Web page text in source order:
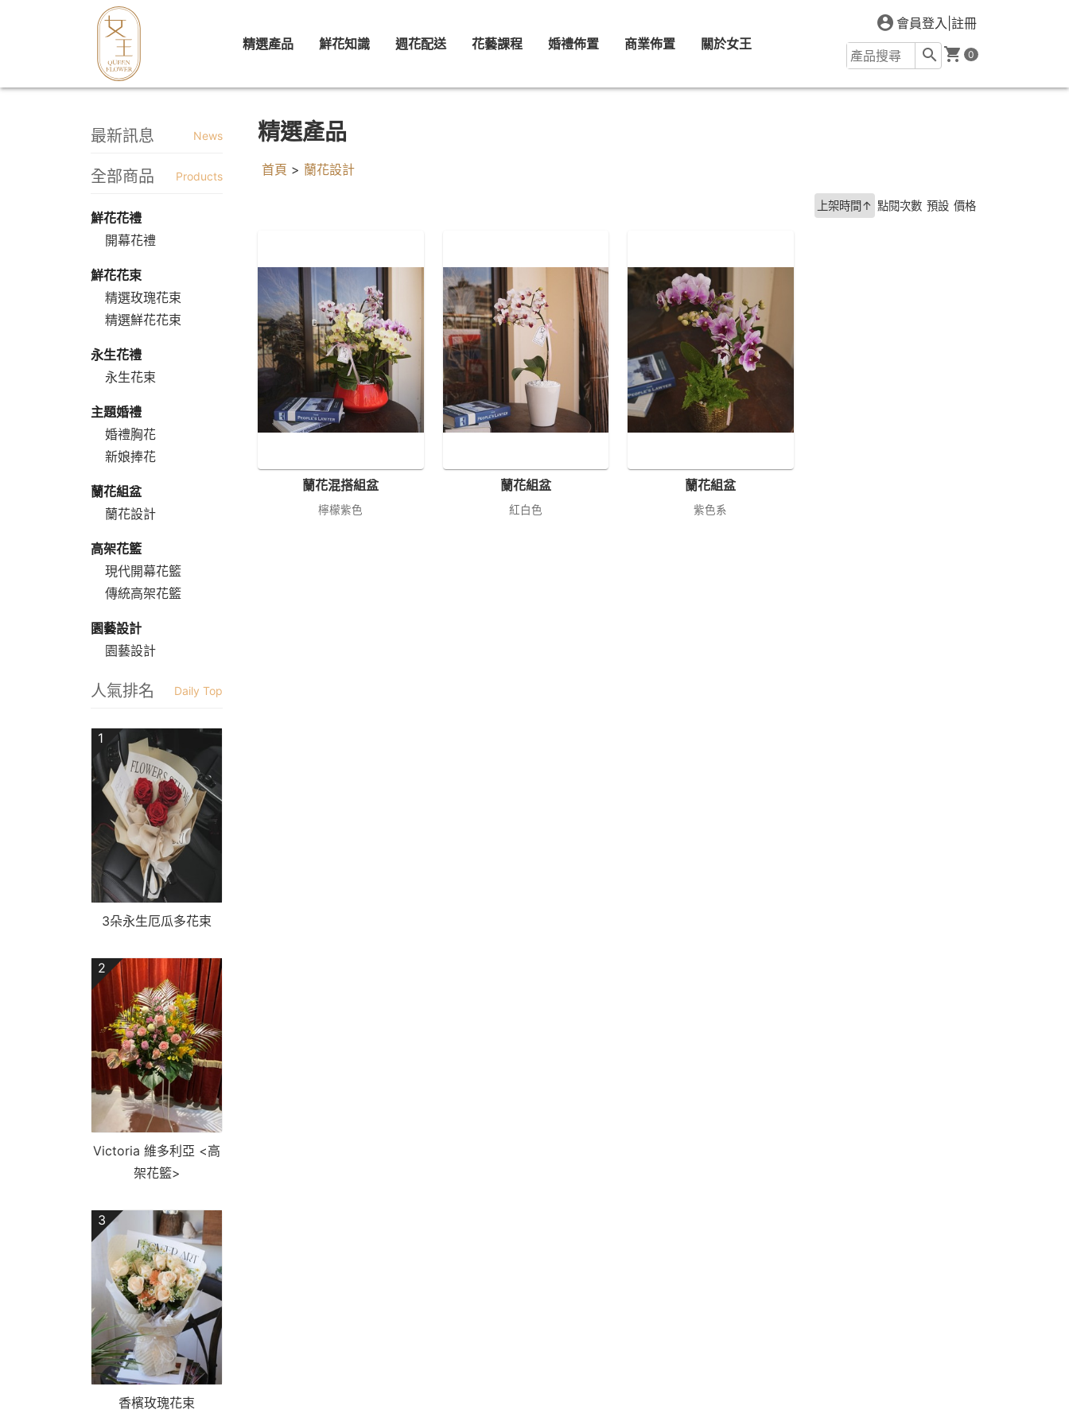
精選產品 鮮花知識 週花配送 花藝課程 婚禮佈置 商業佈置 關於女王
會員登入 註冊
0
最新訊息 News
全部商品 Products
鮮花花禮
開幕花禮
鮮花花束
精選玫瑰花束
精選鮮花花束
永生花禮
永生花束
主題婚禮
婚禮胸花
新娘捧花
蘭花組盆
蘭花設計
高架花籃
現代開幕花籃
傳統高架花籃
園藝設計
園藝設計
人氣排名 Daily Top
1
3朵永生厄瓜多花束
2
Victoria 維多利亞 <高
架花籃>
3
香檳玫瑰花束
精選產品
首頁 > 蘭花設計
上架時間↑ 點閱次數 預設 價格
蘭花混搭組盆
檸檬紫色
蘭花組盆
紅白色
蘭花組盆
紫色系